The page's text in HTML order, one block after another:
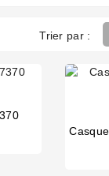
Trier par :